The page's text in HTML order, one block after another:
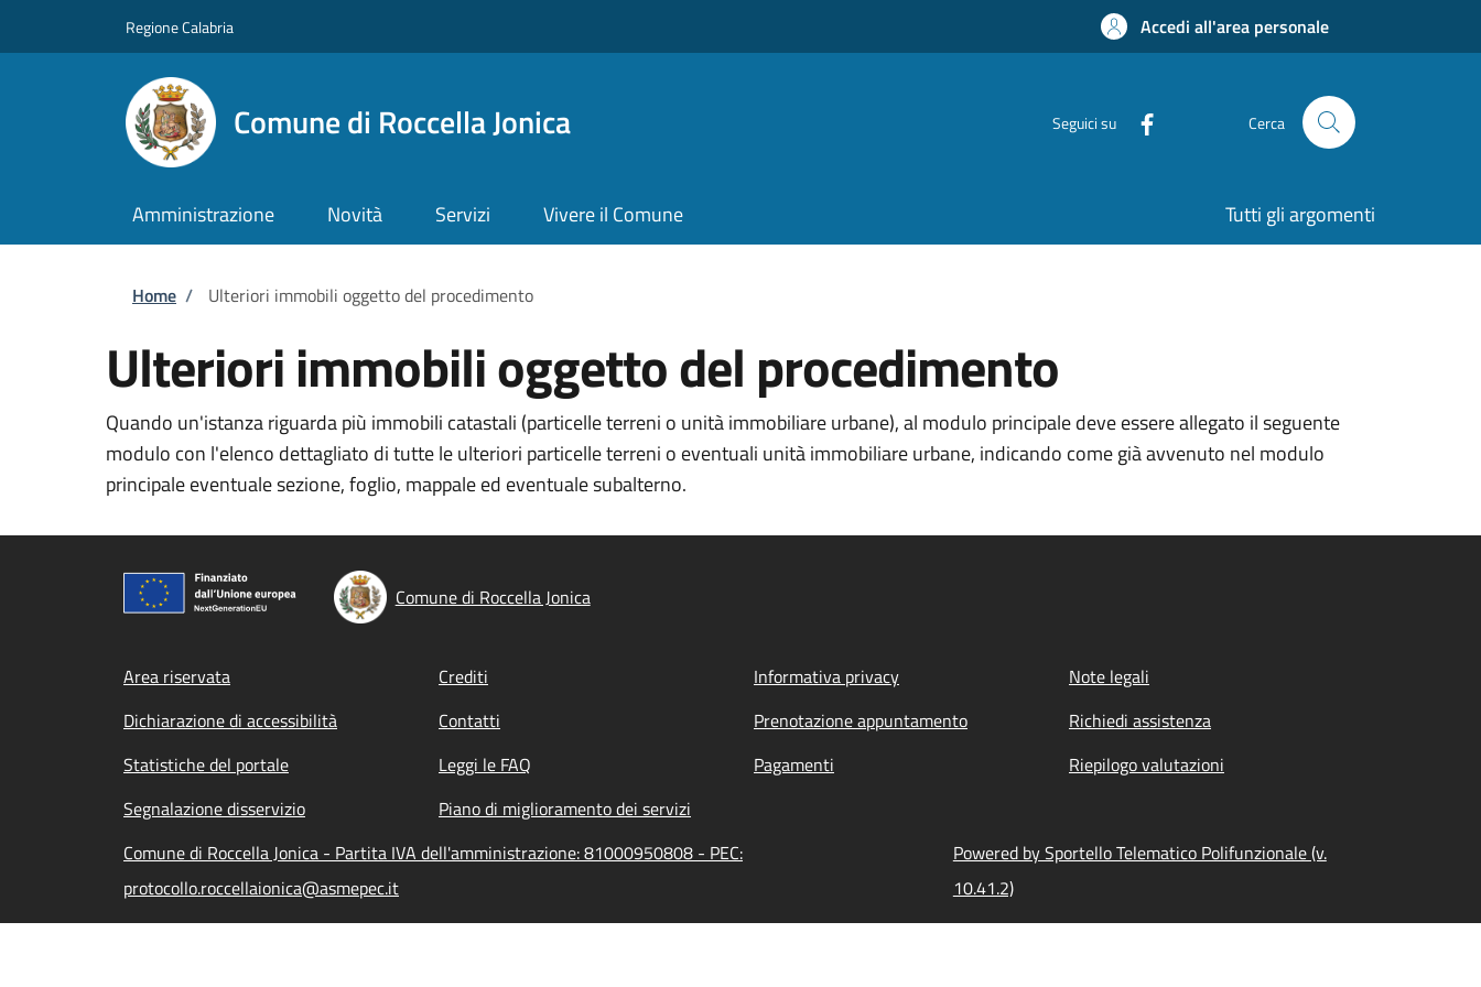
Regione Calabria Accedi all'area personale
Comune di Roccella Jonica Seguici su Cerca
Amministrazione Novità Servizi Vivere il Comune Tutti gli argomenti
Briciole di pane
Home / Ulteriori immobili oggetto del procedimento
Ulteriori immobili oggetto del procedimento
Quando un'istanza riguarda più immobili catastali (particelle terreni o unità immobiliare urbane), al modulo principale deve essere allegato il seguente
modulo con l'elenco dettagliato di tutte le ulteriori particelle terreni o eventuali unità immobiliare urbane, indicando come già avvenuto nel modulo
principale eventuale sezione, foglio, mappale ed eventuale subalterno.
Comune di Roccella Jonica
Footer menu
Area riservata Crediti Informativa privacy
Note legali
Dichiarazione di accessibilità
Contatti Prenotazione appuntamento
Richiedi assistenza
Statistiche del portale
Leggi le FAQ Pagamenti
Riepilogo valutazioni
Segnalazione disservizio
Piano di miglioramento dei servizi
Comune di Roccella Jonica - Partita IVA dell'amministrazione: 81000950808 - PEC:
protocollo.roccellaionica@asmepec.it
Powered by Sportello Telematico Polifunzionale (v.
10.41.2)